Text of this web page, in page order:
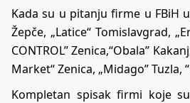
Kada su u pitanju firme u FBiH
Žepče, „Latice“ Tomislavgrad,
CONTROL” Zenica,“Obala”
Market“ Zenica, „Midago” Tuzla,
Kompletan spisak firmi koje